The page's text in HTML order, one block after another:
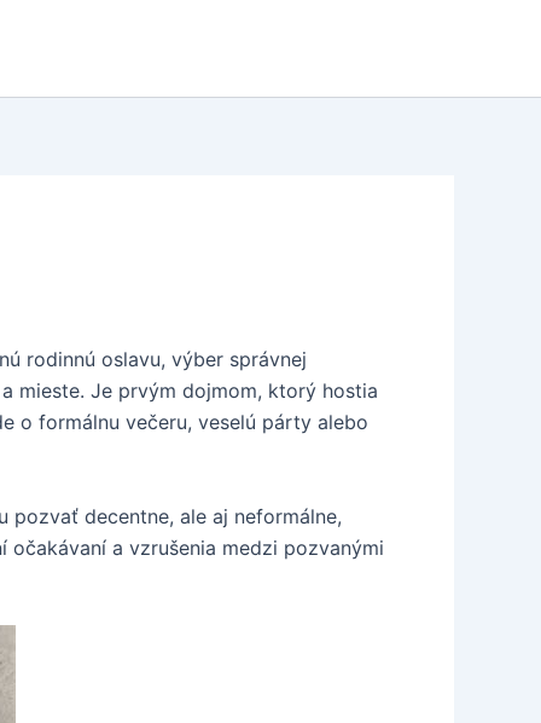
rodinnú oslavu, výber správnej
mieste. Je prvým dojmom, ktorý hostia
o formálnu večeru, veselú párty alebo
pozvať decentne, ale aj neformálne,
a vzrušenia medzi pozvanými